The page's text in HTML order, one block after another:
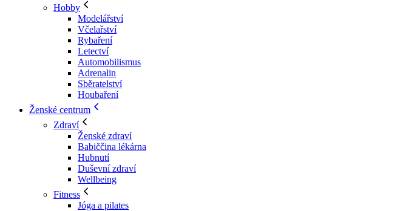
Hobby
Modelářství
Včelařství
Rybaření
Letectví
Automobilismus
Adrenalin
Sběratelství
Houbaření
Ženské centrum
Zdraví
Ženské zdraví
Babiččina lékárna
Hubnutí
Duševní zdraví
Wellbeing
Fitness
Jóga a pilates